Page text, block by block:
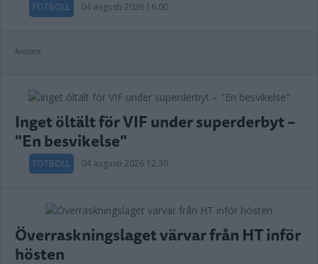
FOTBOLL 04 augusti 2026 16.00
Annons:
Inget öltält för VIF under superderbyt –
"En besvikelse"
FOTBOLL 04 augusti 2026 12.30
Överraskningslaget värvar från HT inför
hösten